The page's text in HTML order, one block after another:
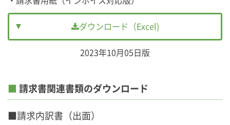
ダウンロード（Excel)
2023年10月05日版
請求書関連書類のダウンロード
■請求内訳書（出面）